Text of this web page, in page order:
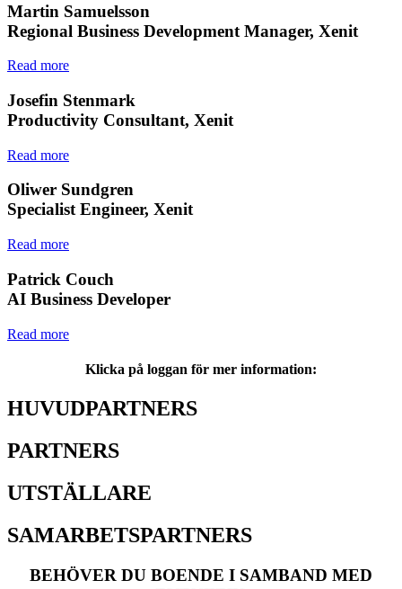
Martin Samuelsson
Regional Business Development Manager, Xenit
Read more
Josefin Stenmark
Productivity Consultant, Xenit
Read more
Oliwer Sundgren
Specialist Engineer, Xenit
Read more
Patrick Couch
AI Business Developer
Read more
Klicka på loggan för mer information:
HUVUDPARTNERS
PARTNERS
UTSTÄLLARE
SAMARBETSPARTNERS
BEHÖVER DU BOENDE I SAMBAND MED